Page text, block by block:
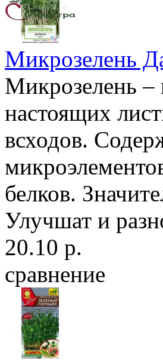
Микрозелень
Микрозелень –
настоящих
всходов.
белков.
Улучшат и
20.10 р.
сравнение